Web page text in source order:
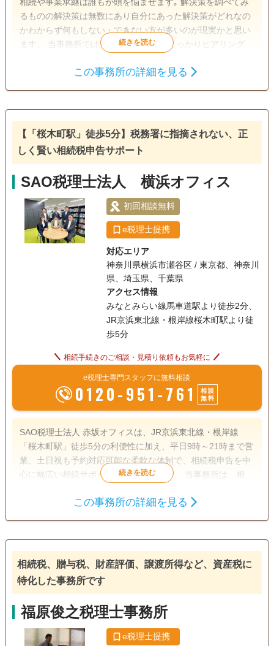
るものの解決策は無数にあり自分にあった解決策がどれなの
かわからず何もしない・できない方が多いのが現実かと思い
ます。 当事務所ではお客様のご状況をしっかりヒアリングし
案させていただきます。 【対応地域】 東京都・神奈川県
生前贈与
電話相談可 訪問可 土日相談可 18時以降相談可
オンライン面談可
この事務所の詳細を見る
【「桜木町駅」徒歩5分】税務署に指摘されない、正
しく賢い相続税申告サポート
SAO税理士法人 横浜オフィス
初回相談無料
e税理士提携
対応エリア
神奈川県横浜市瀬谷区 / 東京都、神奈川
県、埼玉県、千葉県
アクセス情報
みなとみらい線馬車道駅より徒歩2分、
JR京浜東北線・根岸線桜木町駅より徒
歩5分
相続手続きのご相談・見積り依頼もお気軽に
e税理士専門スタッフに無料相談
0120-951-761
相談
無料
SAO税理士法人 赤坂オフィスは、JR京浜東北線・根岸線
「桜木町駅」徒歩5分の利便性に加え、平日9時～21時まで営
業、土日祝も予約対応可能な柔軟な体制で、相続税申告を中
心に幅広い相続サポートを行っています。 当事務所は、相続
人がいる場合や、遺産分割が難航しているケースなど、複雑
ートできるのも強みです。
相続財産調査
電話相談可 訪問可 土日相談可 初回相談無料
この事務所の詳細を見る
相続税、贈与税、財産評価、譲渡所得など、資産税に
特化した事務所です
福原俊之税理士事務所
e税理士提携